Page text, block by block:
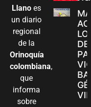
Llano es
un diario
regional
de la
Orinoquía
colombiana,
que
informa
sobre